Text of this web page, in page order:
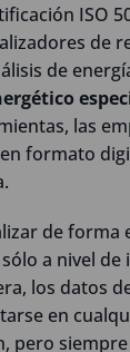
ISO
de
de
las
formato
de forma
a nivel de
los datos
en
pero